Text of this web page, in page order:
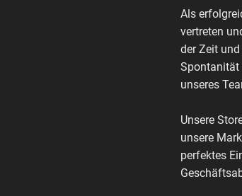
Als
vertreten
der Zeit
Spontanität
unseres
Unsere
unsere
perfektes